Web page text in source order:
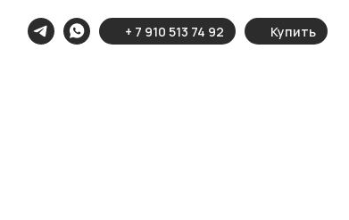
Купить
+ 7 910 513 74 92